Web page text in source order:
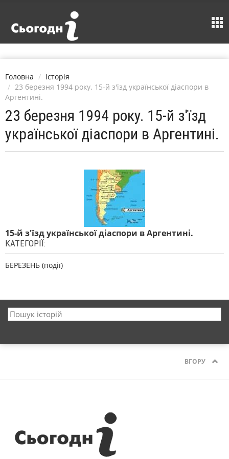
Головна
Історія
23 березня 1994 року. 15-й з'їзд української діаспори в
Аргентині.
23 березня 1994 року. 15-й з'їзд
української діаспори в Аргентині.
15-й з'їзд української діаспори в Аргентині.
КАТЕГОРІЇ:
БЕРЕЗЕНЬ (події)
ВГОРУ